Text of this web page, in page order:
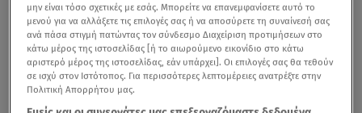
μην είναι τόσο σχετικές με εσάς. Μπορείτε να επανεμφανίσετε αυτό το
μενού για να αλλάξετε τις επιλογές σας ή να αποσύρετε τη συναίνεσή σας
ανά πάσα στιγμή πατώντας τον σύνδεσμο Διαχείριση προτιμήσεων στο
κάτω μέρος της ιστοσελίδας [ή το αιωρούμενο εικονίδιο στο κάτω
αριστερό μέρος της ιστοσελίδας, εάν υπάρχει]. Οι επιλογές σας θα τεθούν
σε ισχύ στον Ιστότοπος. Για περισσότερες λεπτομέρειες ανατρέξτε στην
Πολιτική Απορρήτου μας.